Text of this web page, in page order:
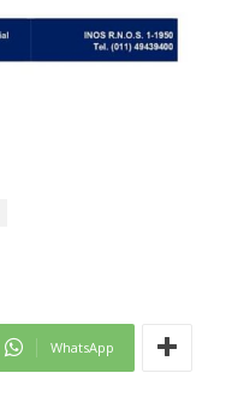
WhatsApp